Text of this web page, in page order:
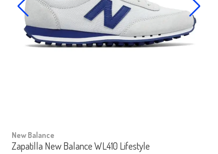
New Balance
Zapatilla New Balance WL410 Lifestyle